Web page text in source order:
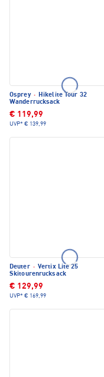
Osprey · Hikelite Tour 32
Wanderrucksack
€ 119,99
UVP* € 139,99
Deuter · Vertix Lite 25
Skitourenrucksack
€ 129,99
UVP* € 169,99